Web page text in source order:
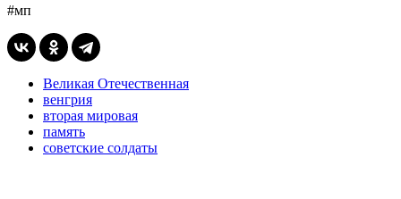
#мп
Великая Отечественная
венгрия
вторая мировая
память
советские солдаты